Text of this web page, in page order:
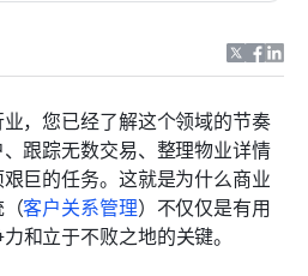
，您已经了解这个领域的节奏
跟踪无数交易、整理物业详情
巨的任务。这就是为什么商业
客户关系管理）不仅仅是有用
立于不败之地的关键。
理系统是什么？
系统的重要性
理系统必备功能
理系统一览
系管理系统
合适的CRM